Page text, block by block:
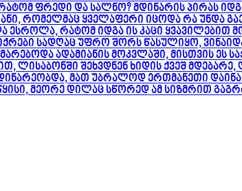
ფრედი და სალნო? მდინარის პირას
რომელმაც ყველაფერი იცოდა რა უნდა
რატომ იდგა ის კაცი ყვავილებით
სადღაც უფრო შორს წასულიყო,
ადამიანის მოკვლაში, მისთვის ეს
ლისაბონში შეხვდნენ ხიდის ქვეშ
მათ უბრალოდ ერთმანეთი
მეორე დილაც სწორედ ამ სიზმრით